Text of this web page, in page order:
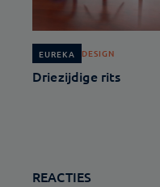
EUREKA DESIGN
Driezijdige rits
REACTIES